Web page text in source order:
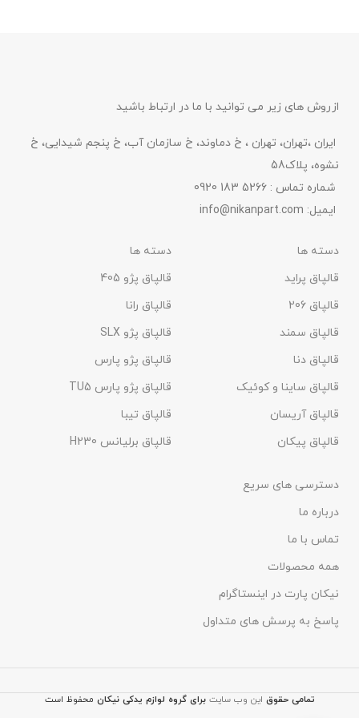
ازروش های زیر می توانید با ما در ارتباط باشید
ایران ،تهران، تهران ، خ دماوند، خ سازمان آب، خ پنجم شیدایی، خ
نشوه، پلاک58
شماره تماس : 5266 183 0920
ایمیل: info@nikanpart.com
دسته ها
قالپاق پراید
قالپاق 206
قالپاق سمند
قالپاق دنا
قالپاق ساینا و کوئیک
قالپاق آریسان
قالپاق پیکان
دسته ها
قالپاق پژو 405
قالپاق رانا
قالپاق پژو SLX
قالپاق پژو پارس
قالپاق پژو پارس TU5
قالپاق تیبا
قالپاق برلیانس H230​
دسترسی های سریع
درباره ما
تماس با ما
همه محصولات
نیکان پارت در اینستاگرام
پاسخ به پرسش های متداول
تمامی حقوق این وب سایتبرای گروه لوازم یدکی نیکان محفوظ است